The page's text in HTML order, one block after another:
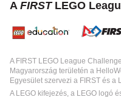
A FIRSTLEGO
A FIRST LEGO League
Magyarország területén a
Egyesület szervezi a FIRST és a
A LEGO kifejezés, a LEGO logó